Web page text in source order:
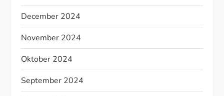
December 2024
November 2024
Oktober 2024
September 2024